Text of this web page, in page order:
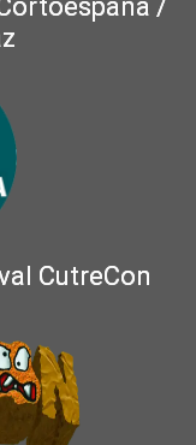
/
CutreCon